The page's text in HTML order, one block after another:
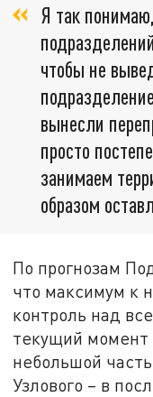
Я так
чтобы не
вынесли
просто
занимаем
образом
По прогнозам
что максимум к
контроль над
текущий момент
небольшой
Узлового – в